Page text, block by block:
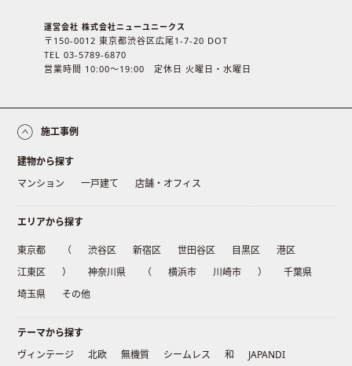
運営会社 株式会社ニューユニークス
〒150-0012 東京都渋谷区広尾1-7-20 DOT
TEL 03-5789-6870
営業時間 10:00〜19:00 定休日 火曜日・水曜日
施工事例
建物から探す
マンション
一戸建て 店舗・オフィス
エリアから探す
東京都 （ 渋谷区 新宿区 世田谷区 目黒区
港区
江東区
） 神奈川県 （ 横浜市 川崎市 ）
千葉県
埼玉県
その他
テーマから探す
ヴィンテージ
北欧 無機質 シームレス 和
JAPANDI